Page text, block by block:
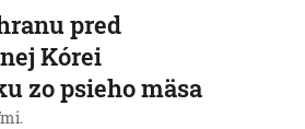
pred
Kórei
zo psieho mäsa